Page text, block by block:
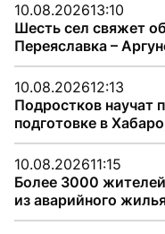
10.08.202613:10
Шесть сел свяжет
Переяславка –
10.08.202612:13
Подростков научат
подготовке в
10.08.202611:15
Более 3000
из аварийного